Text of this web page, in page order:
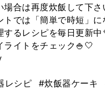
場合は再度炊飯して下さ
トでは「簡単で時短」に
するレシピを毎日更新中
ライトをチェック🍚🤍
レシピ #炊飯器ケーキ